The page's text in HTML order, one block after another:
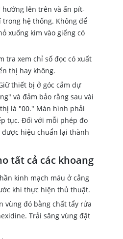
hướng lên trên và ấn pít-
trong hệ thống. Không để
xuống kim vào giếng có
tra xem chỉ số đọc có xuất
thị hay không.
thiết bị ở góc cắm dự
và đảm bảo rằng sau vài
là "00." Màn hình phải
tục. Đối với mỗi phép đo
hiệu chuẩn lại thành
tất cả các khoang
kinh mạch máu ở cẳng
khi thực hiện thủ thuật.
vùng đó bằng chất tẩy rửa
Trải săng vùng đặt